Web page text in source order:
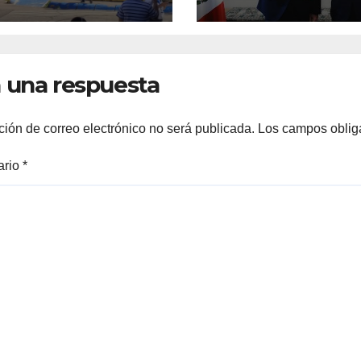
tras sismos
7.4 y
presidenta
Sheinbaum
una respuesta
de correo electrónico no será publicada. Los campos
*